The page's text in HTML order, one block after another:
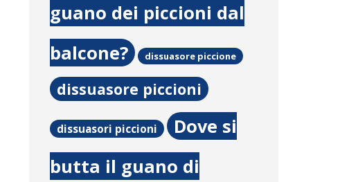
guano dei piccioni dal
balcone?
dissuasore piccione
dissuasore piccioni
dissuasori piccioni
Dove si
butta il guano di